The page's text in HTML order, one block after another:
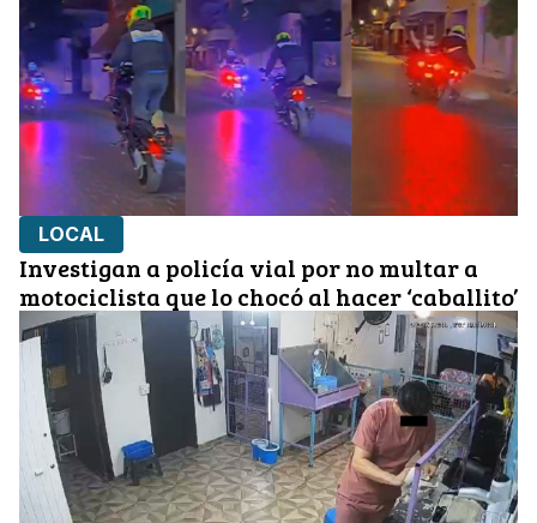
LOCAL
Investigan a policía vial por no multar a
motociclista que lo chocó al hacer ‘caballito’